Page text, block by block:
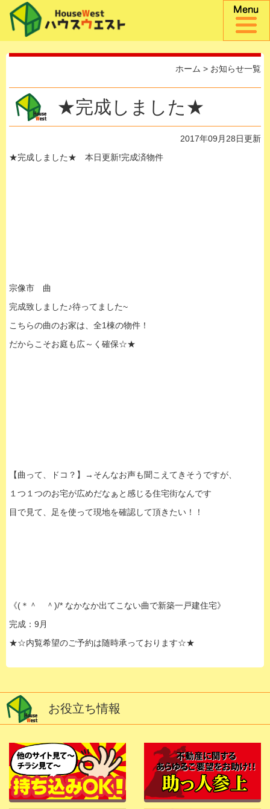
ホーム > お知らせ一覧
★完成しました★
2017年09月28日更新
★完成しました★ 本日更新!完成済物件
宗像市 曲
完成致しました♪待ってました~
こちらの曲のお家は、全1棟の物件！
だからこそお庭も広～く確保☆★
【曲って、ドコ？】→そんなお声も聞こえてきそうですが、
１つ１つのお宅が広めだなぁと感じる住宅街なんです
目で見て、足を使って現地を確認して頂きたい！！
《(＊＾ ＾)/* なかなか出てこない曲で新築一戸建住宅》
完成：9月
★☆内覧希望のご予約は随時承っております☆★
お役立ち情報